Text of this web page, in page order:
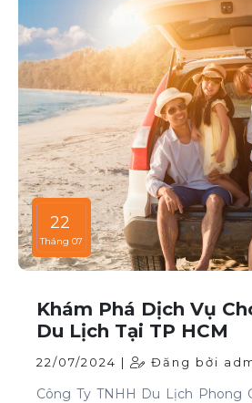
một cách thông minh và tiết
22
Tháng 07
Khám Phá Dịch Vụ
Du Lịch Tại TP HCM
22/07/2024 | Đăng bởi
Công Ty TNHH Du Lịch Phong